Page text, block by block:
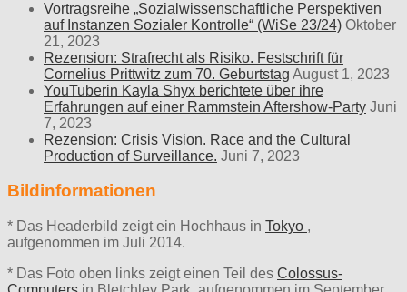
Vortragsreihe „Sozialwissenschaftliche Perspektiven
auf Instanzen Sozialer Kontrolle“ (WiSe 23/24) Oktober
21, 2023
Rezension: Strafrecht als Risiko. Festschrift für
Cornelius Prittwitz zum 70. Geburtstag August 1, 2023
YouTuberin Kayla Shyx berichtete über ihre
Erfahrungen auf einer Rammstein Aftershow-Party Juni
7, 2023
Rezension: Crisis Vision. Race and the Cultural
Production of Surveillance. Juni 7, 2023
Bildinformationen
* Das Headerbild zeigt ein Hochhaus in Tokyo ,
aufgenommen im Juli 2014.
* Das Foto oben links zeigt einen Teil des Colossus-